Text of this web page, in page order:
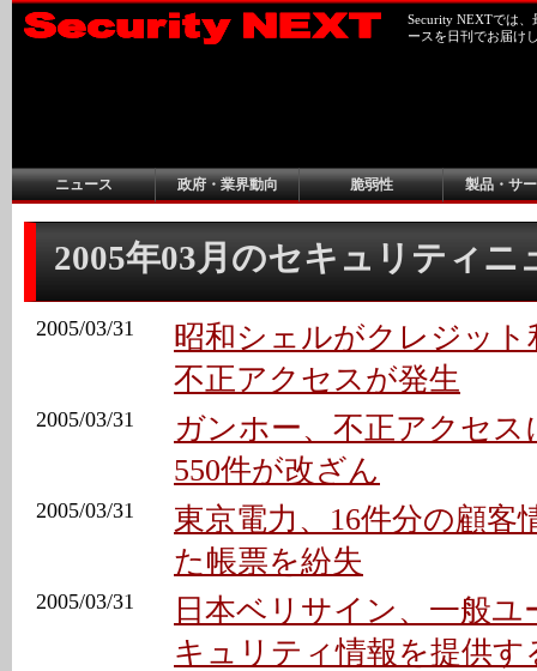
Security NEXTでは
ースを日刊でお届け
ニュース 政府・業界動向 脆弱性 製品・サ
2005年03月のセキュリティニ
2005/03/31
昭和シェルがクレジット
不正アクセスが発生
2005/03/31
ガンホー、不正アクセス
550件が改ざん
2005/03/31
東京電力、16件分の顧客
た帳票を紛失
2005/03/31
日本ベリサイン、一般
キュリティ情報を提供す